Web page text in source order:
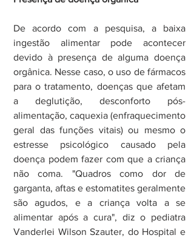
De acordo com a pesquisa, a baixa
ingestão alimentar pode acontecer
devido à presença de alguma doença
orgânica. Nesse caso, o uso de fármacos
para o tratamento, doenças que afetam
a deglutição, desconforto pós-
alimentação, caquexia (enfraquecimento
geral das funções vitais) ou mesmo o
estresse psicológico causado pela
doença podem fazer com que a criança
não coma. "Quadros como dor de
garganta, aftas e estomatites geralmente
são agudos, e a criança volta a se
alimentar após a cura", diz o pediatra
Vanderlei Wilson Szauter, do Hospital e